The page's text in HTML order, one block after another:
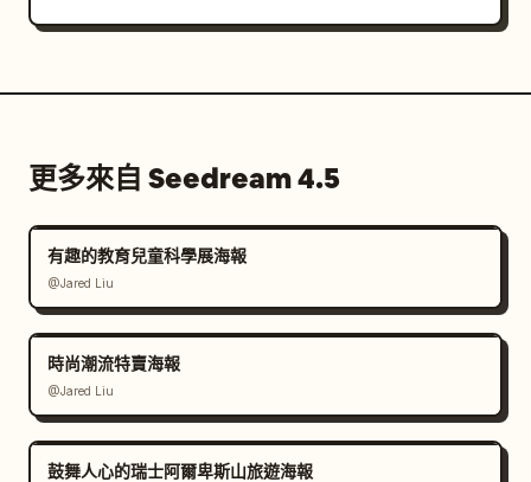
更多來自 Seedream 4.5
有趣的教育兒童科學展海報
@Jared Liu
時尚潮流特賣海報
@Jared Liu
鼓舞人心的瑞士阿爾卑斯山旅遊海報